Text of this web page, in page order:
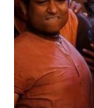
TEMAS
ALERTA
FERNANDO